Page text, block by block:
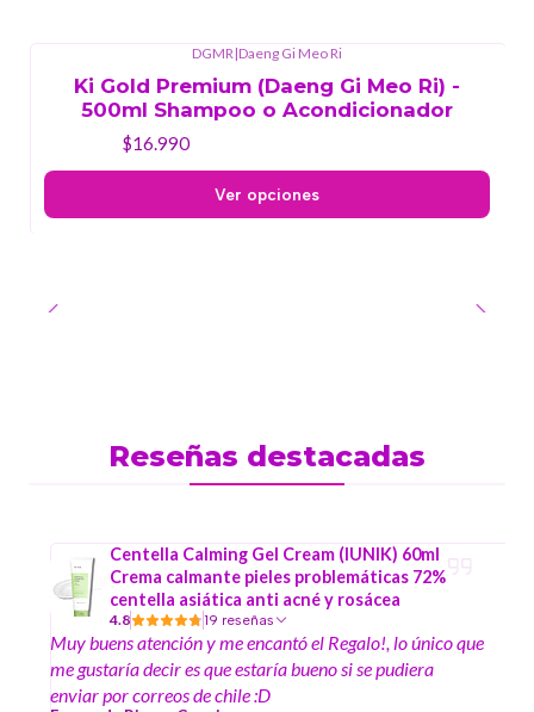
DGMR|Daeng Gi Meo Ri
Ki Gold Premium (Daeng Gi Meo Ri) -
500ml Shampoo o Acondicionador
$16.990
Ver opciones
Reseñas destacadas
Centella Calming Gel Cream (IUNIK) 60ml
Crema calmante pieles problemáticas 72%
centella asiática anti acné y rosácea
4.8 19 reseñas
Muy buens atención y me encantó el Regalo!, lo único que
me gustaría decir es que estaría bueno si se pudiera
enviar por correos de chile :D